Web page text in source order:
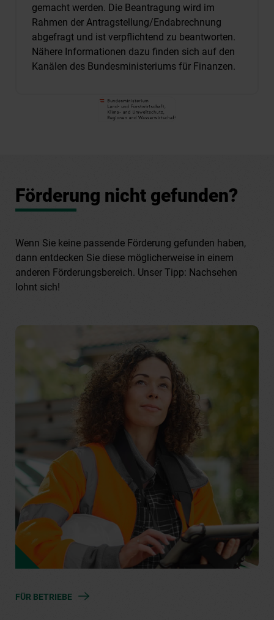
gemacht werden. Die Beantragung wird im
Rahmen der Antragstellung/Endabrechnung
abgefragt und ist verpflichtend zu beantworten.
Nähere Informationen dazu finden sich auf den
Kanälen des Bundesministeriums für Finanzen.
Förderung nicht gefunden?
Wenn Sie keine passende Förderung gefunden haben,
dann entdecken Sie diese möglicherweise in einem
anderen Förderungsbereich. Unser Tipp: Nachsehen
lohnt sich!
FÜR BETRIEBE